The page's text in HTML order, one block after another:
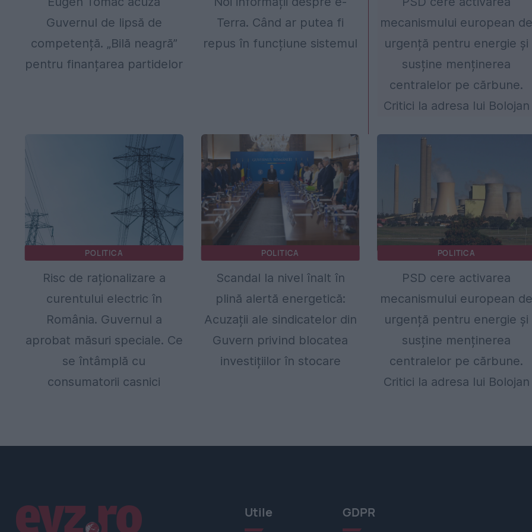
Guvernul de lipsă de
competență. „Bilă neagră”
pentru finanțarea partidelor
Terra. Când ar putea fi
repus în funcțiune sistemul
mecanismului european
urgență pentru energie și
susține menținerea
centralelor pe cărbune.
Critici la adresa lui Bolojan
POLITICA
Risc de raționalizare a
curentului electric în
România. Guvernul a
aprobat măsuri speciale. Ce
se întâmplă cu
consumatorii casnici
POLITICA
Scandal la nivel înalt în
plină alertă energetică:
Acuzații ale sindicatelor din
Guvern privind blocatea
investițiilor în stocare
POLITICA
PSD cere activarea
mecanismului european
urgență pentru energie și
susține menținerea
centralelor pe cărbune.
Critici la adresa lui Bolojan
Linkuri utile Utile GDPR